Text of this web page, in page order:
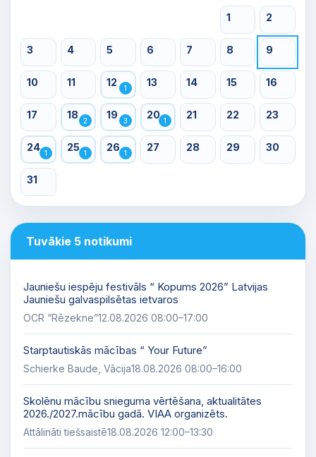
1 2
3 4 5 6 7 8 9
10 11 12 1 13 14 15 16
17 18 2 19 3 20 1 21 22 23
24 1 25 1 26 1 27 28 29 30
31
Tuvākie 5 notikumi
Jauniešu iespēju festivāls “ Kopums 2026” Latvijas
Jauniešu galvaspilsētas ietvaros
OCR “Rēzekne”12.08.2026 08:00–17:00
Starptautiskās mācības “ Your Future”
Schierke Baude, Vācija18.08.2026 08:00–16:00
Skolēnu mācību snieguma vērtēšana, aktualitātes
2026./2027.mācību gadā. VIAA organizēts.
Attālināti tiešsaistē18.08.2026 12:00–13:30